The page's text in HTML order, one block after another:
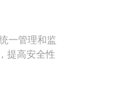
一管理和监
提高安全性